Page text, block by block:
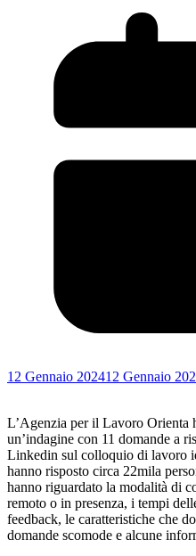
12 Gennaio 202412 Gennaio
L’Agenzia per il Lavoro Orienta
un’indagine con 11 domande a
Linkedin sul colloquio di lavoro
hanno risposto circa 22mila
hanno riguardato la modalità di
remoto o in presenza, i tempi
feedback, le caratteristiche che
domande scomode e alcune